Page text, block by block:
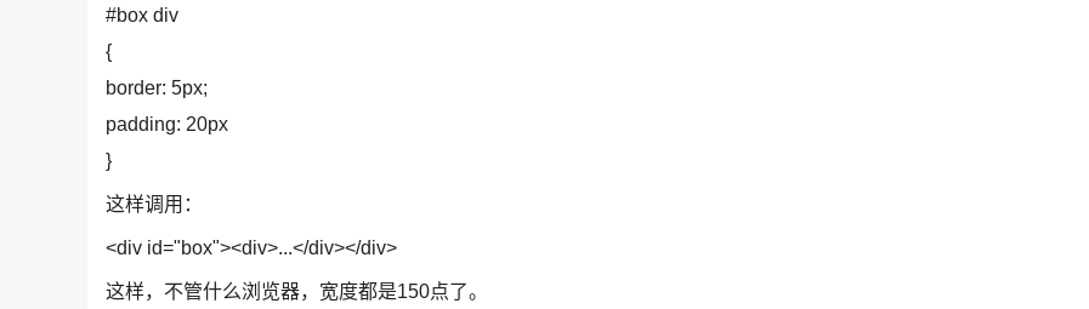
#box div
{
border: 5px;
padding: 20px
}
这样调用：
<div id="box"><div>...</div></div>
这样，不管什么浏览器，宽度都是150点了。